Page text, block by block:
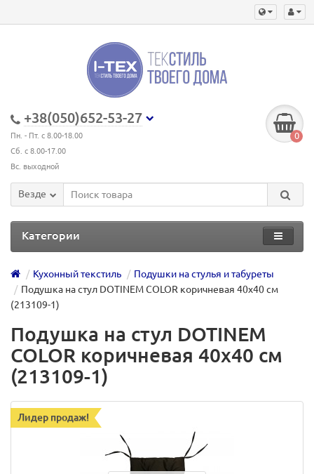
+38(050)652-53-27
Пн. - Пт. с 8.00-18.00
Сб. с 8.00-17.00
Вс. выходной
0
Везде
Категории
Кухонный текстиль
Подушки на стулья и табуреты
Подушка на стул DOTINEM COLOR коричневая 40х40 см
(213109-1)
Подушка на стул DOTINEM
COLOR коричневая 40х40 см
(213109-1)
Лидер продаж!